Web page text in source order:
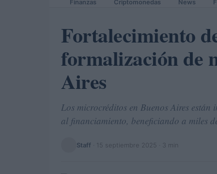
Finanzas Criptomonedas News
Fortalecimiento
formalización de
Aires
Los microcréditos en Buenos Aires
al financiamiento, beneficiando a miles
Staff 15 septiembre 2025 · 3 min